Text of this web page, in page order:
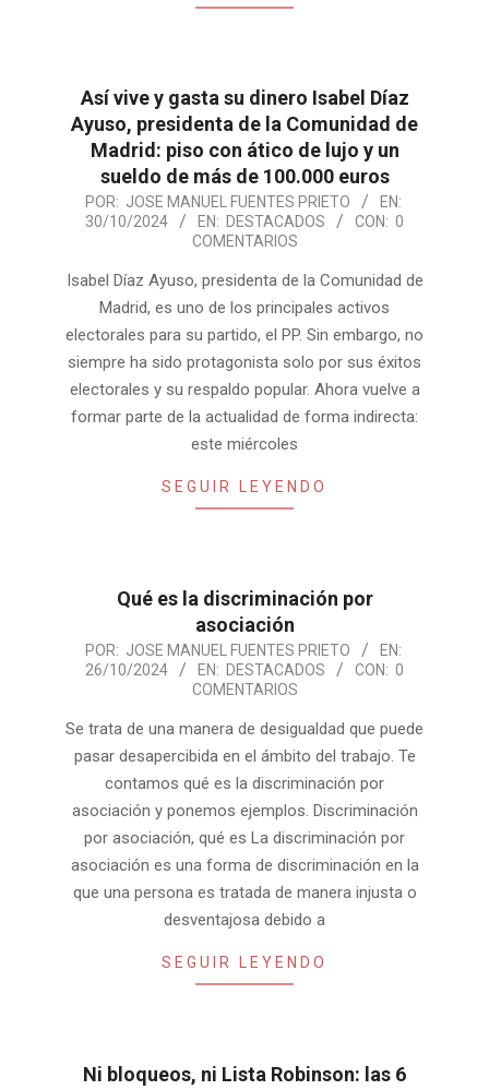
Así vive y gasta su dinero Isabel Díaz
Ayuso, presidenta de la Comunidad de
Madrid: piso con ático de lujo y un
sueldo de más de 100.000 euros
2024-
10-
POR: JOSE MANUEL FUENTES PRIETO
EN:
30/10/2024
EN: DESTACADOS CON: 0
COMENTARIOS
Isabel Díaz Ayuso, presidenta de la Comunidad de
Madrid, es uno de los principales activos
electorales para su partido, el PP. Sin embargo, no
siempre ha sido protagonista solo por sus éxitos
electorales y su respaldo popular. Ahora vuelve a
formar parte de la actualidad de forma indirecta:
este miércoles
SEGUIR LEYENDO
Qué es la discriminación por
asociación
2024-
10-
POR: JOSE MANUEL FUENTES PRIETO
EN:
26/10/2024
EN: DESTACADOS CON: 0
COMENTARIOS
Se trata de una manera de desigualdad que puede
pasar desapercibida en el ámbito del trabajo. Te
contamos qué es la discriminación por
asociación y ponemos ejemplos. Discriminación
por asociación, qué es La discriminación por
asociación es una forma de discriminación en la
que una persona es tratada de manera injusta o
desventajosa debido a
SEGUIR LEYENDO
Ni bloqueos, ni Lista Robinson: las 6